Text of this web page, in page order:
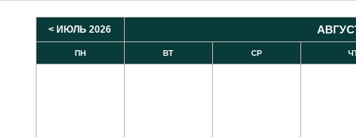
< ИЮЛЬ 2026
ПН ВТ СР